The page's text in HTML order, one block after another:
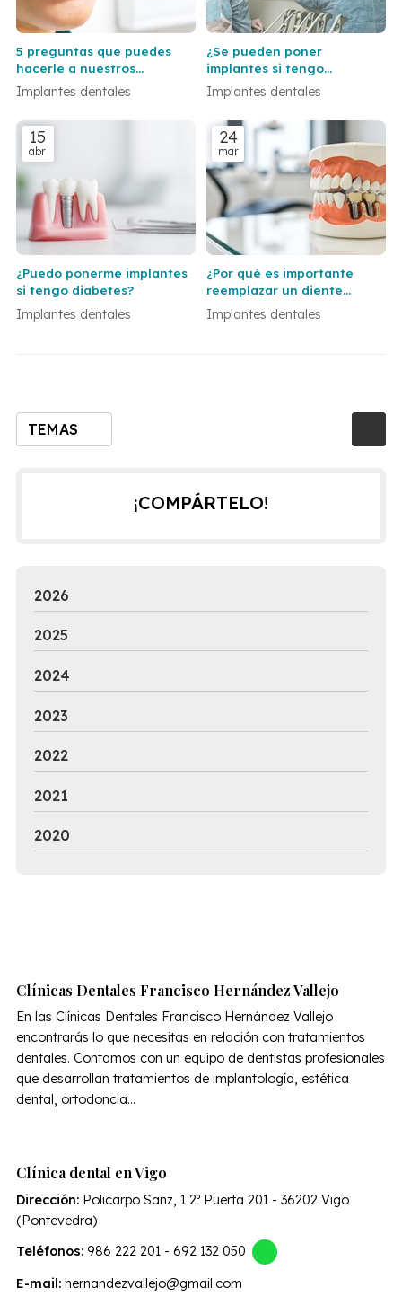
TEMAS
5 preguntas que puedes
hacerle a nuestros
dentistas en Vigo y Baiona
antes de ponerte un
implante dental
Implantes dentales
¿Se pueden poner
implantes si tengo
periodontitis?
Implantes dentales
15
abr
¿Puedo ponerme implantes
si tengo diabetes?
Implantes dentales
24
mar
¿Por qué es importante
reemplazar un diente
perdido lo antes posible
con un implante dental?
Implantes dentales
¡COMPÁRTELO!
2026
2025
2024
2023
2022
2021
2020
Clínicas Dentales Francisco Hernández Vallejo
En las Clínicas Dentales Francisco Hernández Vallejo
encontrarás lo que necesitas en relación con tratamientos
dentales. Contamos con un equipo de dentistas profesionales
que desarrollan tratamientos de implantología, estética
dental, ortodoncia...
Clínica dental en Vigo
Dirección: Policarpo Sanz, 1 2º Puerta 201 - 36202 Vigo
(Pontevedra)
Teléfonos: 986 222 201- 692 132 050
E-mail: hernandezvallejo@gmail.com